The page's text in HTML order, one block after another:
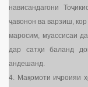
нависандагони
ҷавонон ва варзиш,
маросим, муассисаи
дар сатҳи баланд
андешанд.
4. Мақомоти иҷроияи